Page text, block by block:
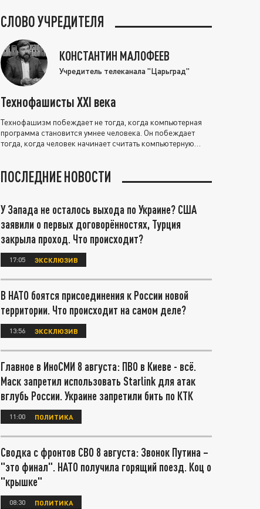
СЛОВО УЧРЕДИТЕЛЯ
КОНСТАНТИН МАЛОФЕЕВ
Учредитель телеканала "Царьград"
Технофашисты XXI века
Технофашизм побеждает не тогда, когда компьютерная
программа становится умнее человека. Он побеждает
тогда, когда человек начинает считать компьютерную
ПОСЛЕДНИЕ НОВОСТИ
У Запада не осталось выхода по Украине? США
заявили о первых договорённостях, Турция
закрыла проход. Что происходит?
17:05 ЭКСКЛЮЗИВ
В НАТО боятся присоединения к России новой
территории. Что происходит на самом деле?
13:56 ЭКСКЛЮЗИВ
Главное в ИноСМИ 8 августа: ПВО в Киеве - всё.
Маск запретил использовать Starlink для атак
вглубь России. Украине запретили бить по КТК
11:00 ПОЛИТИКА
Сводка с фронтов СВО 8 августа: Звонок Путина –
"это финал". НАТО получила горящий поезд. Коц о
"крышке"
08:30 ПОЛИТИКА